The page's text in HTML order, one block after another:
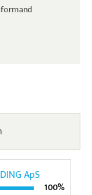
ApS
100%